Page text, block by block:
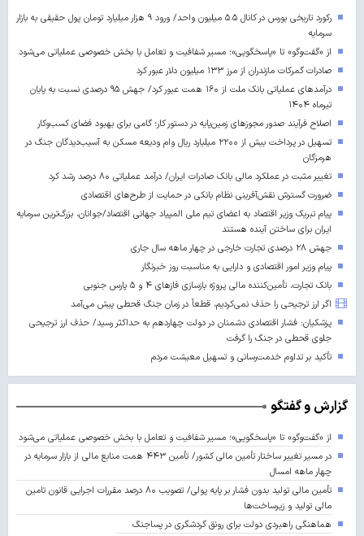
رکورد تاریخی بورس در کانال ۵.۵ میلیون واحد/ ورود ۹ هزار میلیارد تومان پول حقیقی به بازار
سرمایه
از «گفت‌وگو» تا «پاسخگویی»؛ مسیر شفافیت و تعامل با بخش خصوصی عملیاتی می‌شود
صادرات گمرکات مازندران از مرز ۱۳۳ میلیون دلار عبور کرد
درآمدهای عملیاتی بانک ملت از ۱۶۰ همت عبور کرد/ جهش ۹۵ درصدی نسبت به پایان
تیرماه ۱۴۰۴
اصلاح فرآیند صدور مجوزهای زمین‌پایه در دستور کار؛ گامی برای بهبود فضای کسب‌وکار
تسهیل در پرداخت بیش از ۲۲۰۰ میلیارد ریال وام ودیعه مسکن به آسیب‌دیدگان جنگ در
هرمزگان
تغییر مثبت در عملکرد مالی بانک صادرات ایران/ درآمد عملیاتی ۸۰ درصد رشد کرد
ضرورت گسترش نقش‌آفرینی نظام بانکی در حمایت از طرح‌های اقتصادی
پیام تبریک وزیر اقتصاد به اعضای تیم ملی المپیاد جهانی اقتصاد/جوانان، بزرگ‌ترین سرمایه
ایران برای ساختن آینده‌ هستند
جهش ۲۸ درصدی تجارت خارجی در چهار ماهه سال جاری
پیام وزیر امور اقتصادی و دارایی به مناسبت روز خبرنگار
بانک تجارت، تأمین‌کننده مالی پروژه بازسازی فازهای ۴ و ۵ پارس جنوبی
اگر ارز ترجیحی را حذف نمی‌کردیم، قطعاً در زمان جنگ قحطی پیش می‌آمد
پزشکیان: فشار اقتصادی دشمنان در دولت چهاردهم به حداکثر رسید/ حذف ارز ترجیحی
جلوی قحطی در جنگ را گرفت
تأکید بر تداوم خدمت‌رسانی و تسهیل معیشت مردم
گزارش و گفتگو
از «گفت‌وگو» تا «پاسخگویی»؛ مسیر شفافیت و تعامل با بخش خصوصی عملیاتی می‌شود
در مسیر تغییر ساختار تأمین مالی کشور/ تأمین ۴۴۳ همت منابع مالی از بازار سرمایه در
چهار ماهه امسال
تأمین مالی تولید بدون فشار بر پایه پولی/ تصویب ۸۰ درصد مقررات اجرایی قانون تامین
مالی تولید و زیرساخت‌ها
هماهنگی راهبردی دولت برای رونق گردشگری در پساجنگ